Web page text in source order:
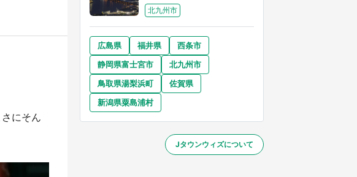
奈良 和歌山
山口
長崎 大分 宮崎
りごと』の〝舞〟の世界
本木ヒルズ展望台でコ
日向翔陽＆影山飛雄が笹かまを食べ
る！ アニメ『ハイキュー！！』×老
舗「鐘崎」コラボで限定グッズも【8
／1～31】
にそん
聞く、きらめく光を捉える
方法
北九州市
広島県 福井県
西条市
静岡県富士宮市
北九州市
鳥取県湯梨浜町
佐賀県
新潟県粟島浦村
Jタウンウィズについて